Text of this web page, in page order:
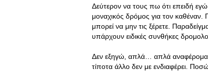
Δεύτερον να τους πω ότι επειδή
μοναχικός δρόμος για τον
μπορεί να μην τις ξέρετε.
υπάρχουν ειδικές συνθήκες
Δεν εξηγώ, απλά… απλά αναφέρομαι
τίποτα άλλο δεν με ενδιαφέρει.